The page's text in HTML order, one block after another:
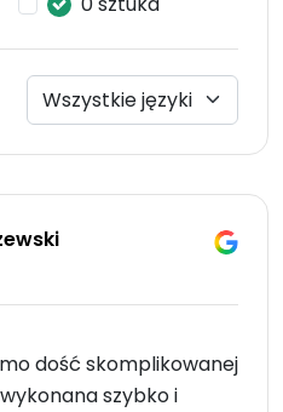
dość skomplikowanej
szybko i